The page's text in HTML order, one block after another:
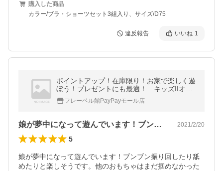
購入した商品
カラー/ブラ・ショーツセット3組入り、サイズ/D75
違反報告 いいね 1
ポイントアップ！在庫限り！お家で楽しく遊
ぼう！プレゼントにも最適！ キッズIIオー
ボールラトルレッド（ピンク）1歳〜
フレーベル館PayPayモール店
娘が夢中になって遊んでいます！ブンブン… 2021/2/20
5
娘が夢中になって遊んでいます！ブンブン振り回したり舐
めたりと楽しそうです。他のおもちゃはまだ掴めなかった